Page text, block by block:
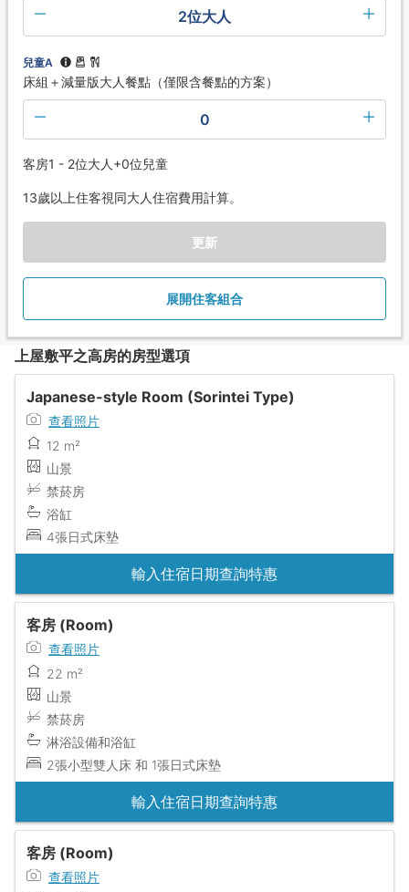
2位大人
兒童A
床組＋減量版大人餐點（僅限含餐點的方案）
0
客房1 - 2位大人+0位兒童
13歲以上住客視同大人住宿費用計算。
更新
展開住客組合
上屋敷平之高房的房型選項
Japanese-style Room (Sorintei Type)
查看照片
12 m²
山景
禁菸房
浴缸
4張日式床墊
輸入住宿日期查詢特惠
客房 (Room)
查看照片
22 m²
山景
禁菸房
淋浴設備和浴缸
2張小型雙人床 和 1張日式床墊
輸入住宿日期查詢特惠
客房 (Room)
查看照片